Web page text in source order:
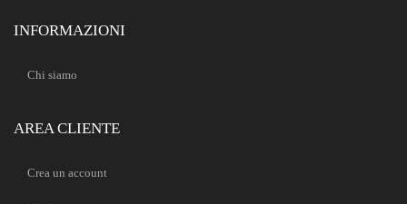
INFORMAZIONI
Chi siamo
AREA CLIENTE
Crea un account